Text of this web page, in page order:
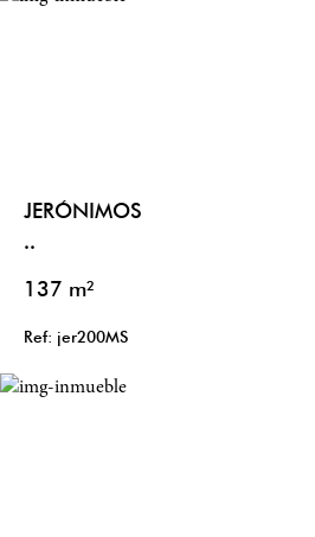
JERÓNIMOS
..
137 m²
Ref: jer200MS